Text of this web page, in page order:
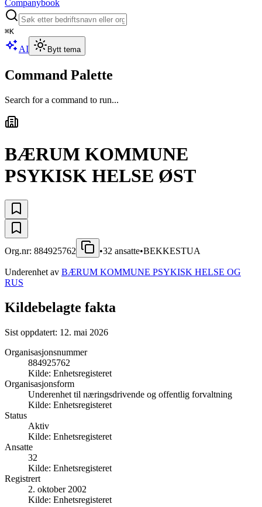
Companybook
⌘K
AI Bytt tema
Command Palette
Search for a command to run...
BÆRUM KOMMUNE
PSYKISK HELSE ØST
Org.nr: 884925762 •32 ansatte•BEKKESTUA
Underenhet av BÆRUM KOMMUNE PSYKISK HELSE OG
RUS
Kildebelagte fakta
Sist oppdatert: 12. mai 2026
Organisasjonsnummer
884925762
Kilde: Enhetsregisteret
Organisasjonsform
Underenhet til næringsdrivende og offentlig forvaltning
Kilde: Enhetsregisteret
Status
Aktiv
Kilde: Enhetsregisteret
Ansatte
32
Kilde: Enhetsregisteret
Registrert
2. oktober 2002
Kilde: Enhetsregisteret